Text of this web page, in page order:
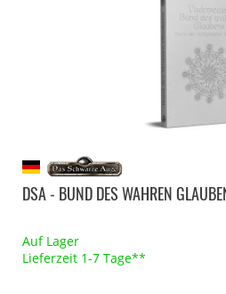
DSA - BUND DES WAHREN
Auf Lager
Lieferzeit 1-7 Tage**